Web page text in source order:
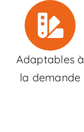
Adaptables à
la demande